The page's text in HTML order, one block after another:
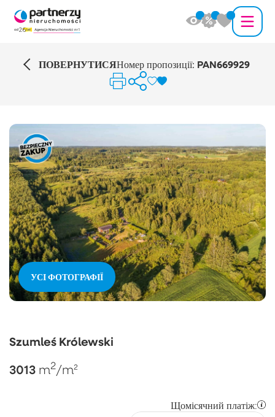
ПОВЕРНУТИСЯНомер пропозиції: PAN669929
УСІ ФОТОГРАФІЇ
Szumleś Królewski
3013 m2/m²
Щомісячний платіж: